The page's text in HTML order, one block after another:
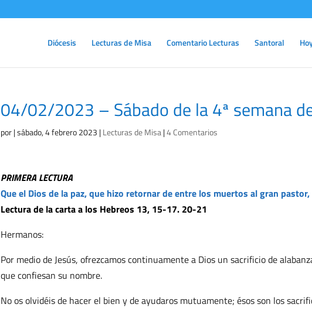
Diócesis Lecturas de Misa Comentario Lecturas Santoral
04/02/2023 – Sábado de la 4ª semana
por|sábado, 4 febrero 2023 |Lecturas de Misa|4 Comentarios
PRIMERA LECTURA
Que el Dios de la paz, que hizo retornar de entre los muertos al gran
Lectura de la carta a los Hebreos 13, 15-17. 20-21
Hermanos:
Por medio de Jesús, ofrezcamos continuamente a Dios un sacrificio de
que confiesan su nombre.
No os olvidéis de hacer el bien y de ayudaros mutuamente; ésos son los